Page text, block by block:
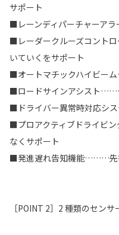
サポート
■レーンディパーチャーア
■レーダークルーズコント
いていくをサポート
■オートマチックハイビー
■ロードサインアシスト
■ドライバー異常時対応シ
■プロアクティブドライビ
なくサポート
■発進遅れ告知機能………先
［POINT 2］2 種類のセン